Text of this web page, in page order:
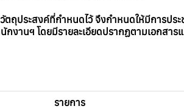
ตถุประสงค์ที่กำหนดไว้ จึงกำหนดให้มีการ
านฯ โดยมีรายละเอียดปรากฏตามเอกสา
รายการ